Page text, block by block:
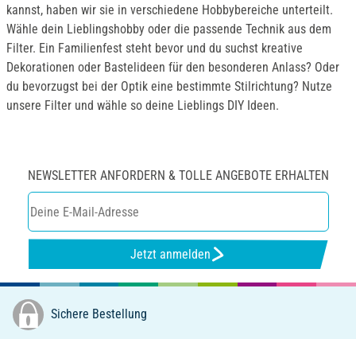
kannst, haben wir sie in verschiedene Hobbybereiche unterteilt.
Wähle dein Lieblingshobby oder die passende Technik aus dem
Filter. Ein Familienfest steht bevor und du suchst kreative
Dekorationen oder Bastelideen für den besonderen Anlass? Oder
du bevorzugst bei der Optik eine bestimmte Stilrichtung? Nutze
unsere Filter und wähle so deine Lieblings DIY Ideen.
NEWSLETTER ANFORDERN & TOLLE ANGEBOTE ERHALTEN
Jetzt anmelden
Sichere Bestellung